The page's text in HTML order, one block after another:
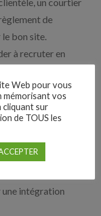
de
le bon site.
à recruter en
recherches,
sont nos
une intégration
Web pour vous
mémorisant vos
cliquant sur
de TOUS les